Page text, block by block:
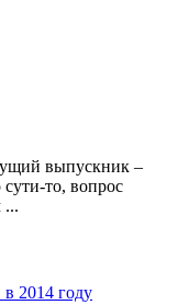
выпускник –
то, вопрос
...